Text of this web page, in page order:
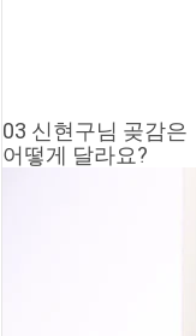
03 신현구님 곶감은
어떻게 달라요?